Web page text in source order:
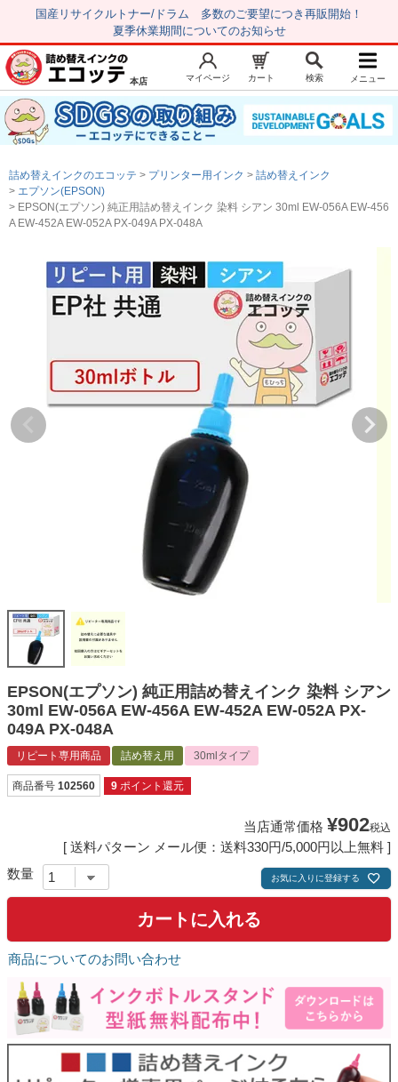
国産リサイクルトナー/ドラム 多数のご要望につき再販開始！
夏季休業期間についてのお知らせ
新規会員登録 マイページ
トップページ お気に入り
注文履歴 レビュー履歴
はじめての方へ
初心者用セット
キャノンインク
ブラザーインク
詰め替えインク
互換インクボトル
互換インクカートリッジ
再生インクカートリッジ
ご利用ガイド
よくある質問
お問い合わせ
会員専用商品
説明書ダウンロード
本店 マイページ カート 検索 メニュー
詰め替えインクのエコッテ プリンター用インク
詰め替えインク
エプソン(EPSON)
EPSON(エプソン) 純正用詰め替えインク 染料 シアン 30ml EW-056A EW-456
A EW-452A EW-052A PX-049A PX-048A
EPSON(エプソン) 純正用詰め替えインク 染料 シアン
30ml EW-056A EW-456A EW-452A EW-052A PX-
049A PX-048A
リピート専用商品 詰め替え用 30mlタイプ
商品番号 102560 9 ポイント還元
当店通常価格 ¥902税込
送料パターン メール便：送料330円/5,000円以上無料
お気に入りに登録する
カートに入れる
商品についてのお問い合わせ